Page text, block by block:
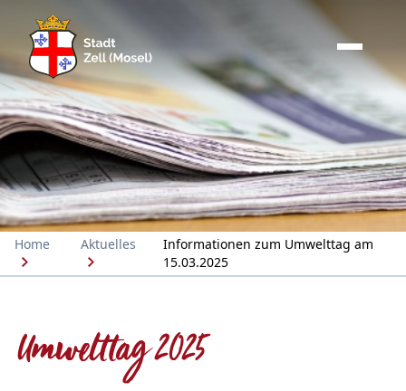
Home Aktuelles
Informationen zum Umwelttag am
15.03.2025
Umwelttag 2025